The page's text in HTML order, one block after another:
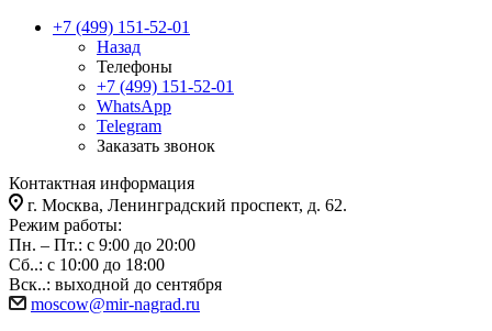
+7 (499) 151-52-01
Назад
Телефоны
+7 (499) 151-52-01
WhatsApp
Telegram
Заказать звонок
Контактная информация
г. Москва, Ленинградский проспект, д. 62.
Режим работы:
Пн. – Пт.: с 9:00 до 20:00
Сб..: с 10:00 до 18:00
Вск..: выходной до сентября
moscow@mir-nagrad.ru